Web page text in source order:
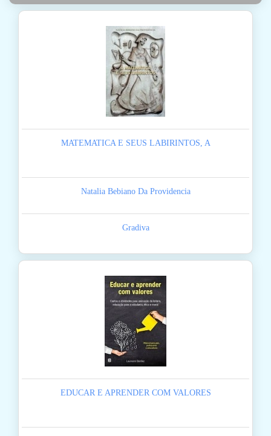
MATEMATICA E SEUS LABIRINTOS, A
Natalia Bebiano Da Providencia
Gradiva
EDUCAR E APRENDER COM VALORES